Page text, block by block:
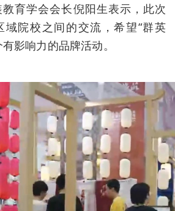
育学会会长倪阳生表示，此次
域院校之间的交流，希望“群英
影响力的品牌活动。